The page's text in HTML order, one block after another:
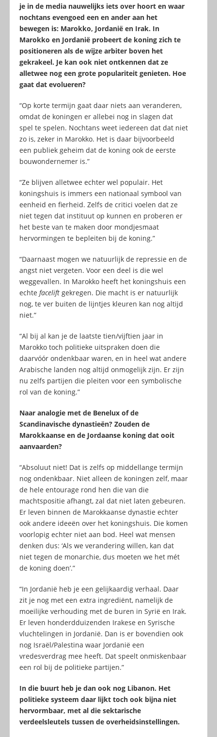
je in de media nauwelijks iets over hoort en waar
nochtans evengoed een en ander aan het
bewegen is: Marokko, Jordanië en Irak. In
Marokko en Jordanië probeert de koning zich te
positioneren als de wijze arbiter boven het
gekrakeel. Je kan ook niet ontkennen dat ze
alletwee nog een grote populariteit genieten. Hoe
gaat dat evolueren?
“Op korte termijn gaat daar niets aan veranderen,
omdat de koningen er allebei nog in slagen dat
spel te spelen. Nochtans weet iedereen dat dat niet
zo is, zeker in Marokko. Het is daar bijvoorbeeld
een publiek geheim dat de koning ook de eerste
bouwondernemer is.”
“Ze blijven alletwee echter wel populair. Het
koningshuis is immers een nationaal symbool van
eenheid en fierheid. Zelfs de critici voelen dat ze
niet tegen dat instituut op kunnen en proberen er
het beste van te maken door mondjesmaat
hervormingen te bepleiten bij de koning.”
“Daarnaast mogen we natuurlijk de repressie en de
angst niet vergeten. Voor een deel is die wel
weggevallen. In Marokko heeft het koningshuis een
echte facelift gekregen. Die macht is er natuurlijk
nog, te ver buiten de lijntjes kleuren kan nog altijd
niet.”
“Al bij al kan je de laatste tien/vijftien jaar in
Marokko toch politieke uitspraken doen die
daarvóór ondenkbaar waren, en in heel wat andere
Arabische landen nog altijd onmogelijk zijn. Er zijn
nu zelfs partijen die pleiten voor een symbolische
rol van de koning.”
Naar analogie met de Benelux of de
Scandinavische dynastieën? Zouden de
Marokkaanse en de Jordaanse koning dat ooit
aanvaarden?
“Absoluut niet! Dat is zelfs op middellange termijn
nog ondenkbaar. Niet alleen de koningen zelf, maar
de hele entourage rond hen die van die
machtspositie afhangt, zal dat niet laten gebeuren.
Er leven binnen de Marokkaanse dynastie echter
ook andere ideeën over het koningshuis. Die komen
voorlopig echter niet aan bod. Heel wat mensen
denken dus: ‘Als we verandering willen, kan dat
niet tegen de monarchie, dus moeten we het mét
de koning doen’.”
“In Jordanië heb je een gelijkaardig verhaal. Daar
zit je nog met een extra ingrediënt, namelijk de
moeilijke verhouding met de buren in Syrië en Irak.
Er leven honderdduizenden Irakese en Syrische
vluchtelingen in Jordanië. Dan is er bovendien ook
nog Israël/Palestina waar Jordanië een
vredesverdrag mee heeft. Dat speelt onmiskenbaar
een rol bij de politieke partijen.”
In die buurt heb je dan ook nog Libanon. Het
politieke systeem daar lijkt toch ook bijna niet
hervormbaar, met al die sektarische
verdeelsleutels tussen de overheidsinstellingen.